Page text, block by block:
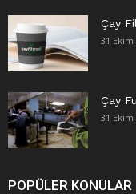
Çay
31 Ekim
Çay
31 Ekim
POPÜLER KONULAR